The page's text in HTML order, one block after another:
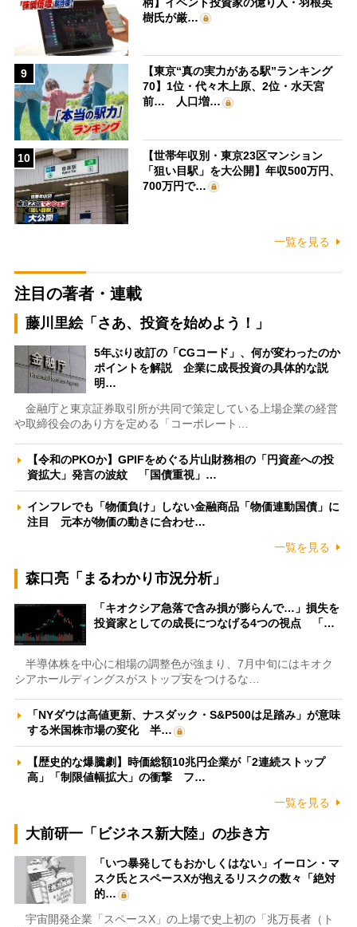
樹氏が厳…
9
【東京“真の実力がある駅”ランキング
70】1位・代々木上原、2位・水天宮
前… 人口増…
10
【世帯年収別・東京23区マンション
「狙い目駅」を大公開】年収500万円、
700万円で…
一覧を見る
注目の著者・連載
藤川里絵「さあ、投資を始めよう！」
5年ぶり改訂の「CGコード」、何が変わったのか
ポイントを解説 企業に成長投資の具体的な説
明…
金融庁と東京証券取引所が共同で策定している上場企業の経営
や取締役会のあり方を定める「コーポレート…
【令和のPKOか】GPIFをめぐる片山財務相の「円資産への投
資拡大」発言の波紋 「国債重視」…
インフレでも「物価負け」しない金融商品「物価連動国債」に
注目 元本が物価の動きに合わせ…
一覧を見る
森口亮「まるわかり市況分析」
「キオクシア急落で含み損が膨らんで…」損失を
投資家としての成長につなげる4つの視点 「…
半導体株を中心に相場の調整色が強まり、7月中旬にはキオク
シアホールディングスがストップ安をつけるな…
「NYダウは高値更新、ナスダック・S&P500は足踏み」が意味
する米国株市場の変化 半…
【歴史的な爆騰劇】時価総額10兆円企業が「2連続ストップ
高」「制限値幅拡大」の衝撃 フ…
一覧を見る
大前研一「ビジネス新大陸」の歩き方
「いつ暴発してもおかしくはない」イーロン・マ
スク氏とスペースXが抱えるリスクの数々「絶対
的…
宇宙開発企業「スペースX」の上場で史上初の「兆万長者（ト